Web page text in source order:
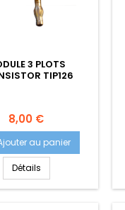
3 PLOTS
TIP126
Prix
8,00 €
au panier
Détails